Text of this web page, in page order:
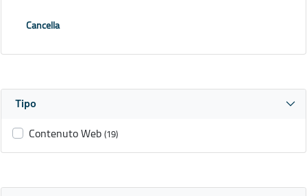
Cancella
Tipo
Contenuto Web (19)